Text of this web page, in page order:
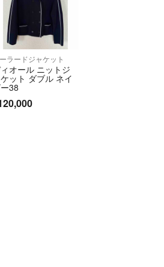
合には異議を申し
。
しますm(_ _)m
ラードジャケット
オール ニットジ
ット ダブル ネイ
38